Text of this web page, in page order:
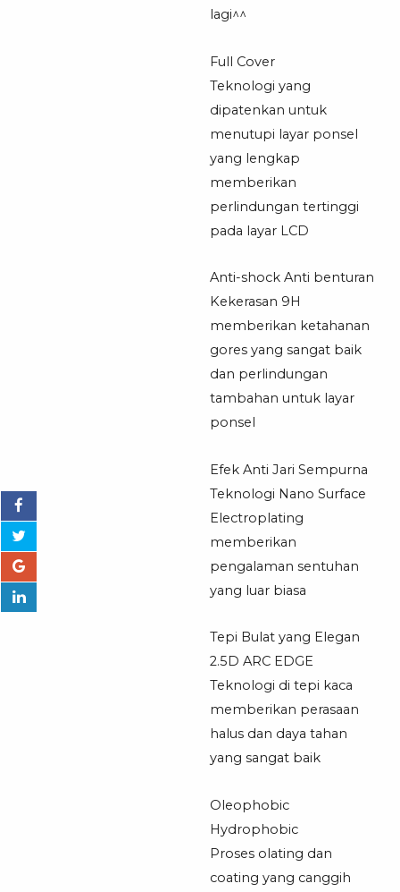
lagi^^
Full Cover
Teknologi yang
dipatenkan untuk
menutupi layar ponsel
yang lengkap
memberikan
perlindungan tertinggi
pada layar LCD
Anti-shock Anti benturan
Kekerasan 9H
memberikan ketahanan
gores yang sangat baik
dan perlindungan
tambahan untuk layar
ponsel
Efek Anti Jari Sempurna
Teknologi Nano Surface
Electroplating
memberikan
pengalaman sentuhan
yang luar biasa
Tepi Bulat yang Elegan
2.5D ARC EDGE
Teknologi di tepi kaca
memberikan perasaan
halus dan daya tahan
yang sangat baik
Oleophobic
Hydrophobic
Proses olating dan
coating yang canggih